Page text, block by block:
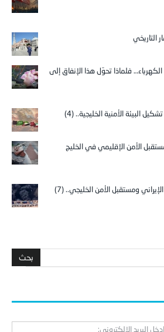
التاريخي
الكهرباء… فلماذا تحوّل هذا الإنفاق إلى
البيئة الأمنية الخليجية.. (4)
الأمن الإقليمي في الخليج
ومستقبل الأمن الخليجي.. (7)
ادخل البريد الالكتروني: